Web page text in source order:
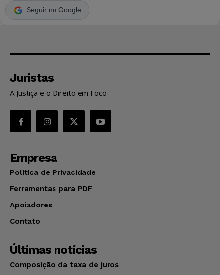
Seguir no Google
Juristas
A Justiça e o Direito em Foco
Empresa
Política de Privacidade
Ferramentas para PDF
Apoiadores
Contato
Últimas notícias
Composição da taxa de juros